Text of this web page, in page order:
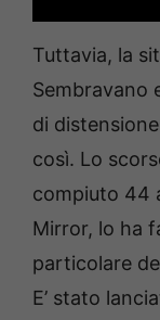
Tuttavia, la
Sembravano
di
così. Lo
compiuto 44
Mirror, lo ha
particolare
E’ stato